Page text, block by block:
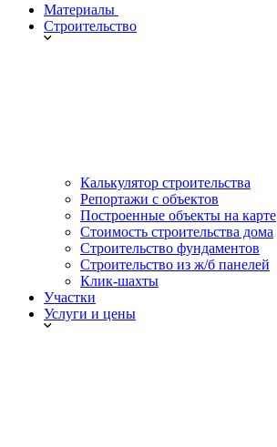
Материалы
Строительство
Калькулятор строительства
Репортажи с объектов
Построенные объекты на карте
Стоимость строительства дома
Строительство фундаментов
Строительство из ж/б панелей
Клик-шахты
Участки
Услуги и цены